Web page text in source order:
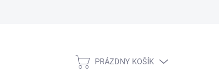
NÁKUPNÝ
PRÁZDNY KOŠÍK